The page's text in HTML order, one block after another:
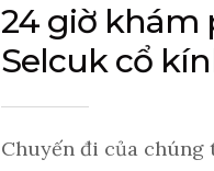
24 giờ khám
Selcuk cổ
Chuyến đi của chúng